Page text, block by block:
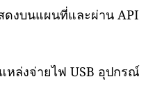
ดงบนแผนที่และผ่าน API
หล่งจ่ายไฟ USB อุปกรณ์